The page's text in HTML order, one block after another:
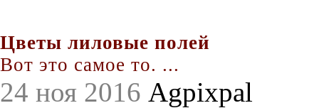
Цветы лиловые полей
Вот это самое то. ...
24 ноя 2016 Agpixpal